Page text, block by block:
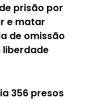
prisão por
e matar
de omissão
liberdade
356 presos